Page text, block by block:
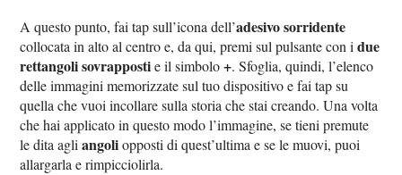
A questo punto, fai tap sull’icona dell’adesivo sorridente
collocata in alto al centro e, da qui, premi sul pulsante con idue
rettangoli sovrappostie il simbolo+. Sfoglia, quindi, l’elenco
delle immagini memorizzate sul tuo dispositivo e fai tap su
quella che vuoi incollare sulla storia che stai creando. Una volta
che hai applicato in questo modo l’immagine, se tieni premute
le dita agliangoliopposti di quest’ultima e se le muovi, puoi
allargarla e rimpicciolirla.